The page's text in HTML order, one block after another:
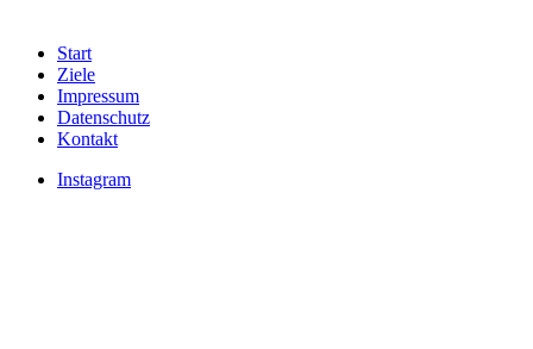
Start
Ziele
Impressum
Datenschutz
Kontakt
Instagram